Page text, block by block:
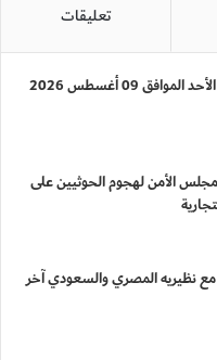
تعليقات
09 أغسطس 2026
الأمن لهجوم الحوثيين على
مع نظيريه المصري والسعودي آخر